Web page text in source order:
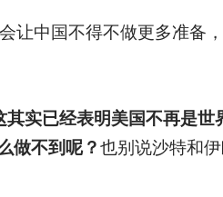
让中国不得不做更多准备，
实已经表明美国不再是世
做不到呢？也别说沙特和